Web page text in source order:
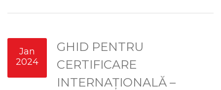
Jan
2024
GHID PENTRU
CERTIFICARE
INTERNAȚIONALĂ –